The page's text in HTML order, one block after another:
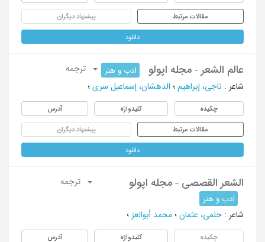
مقالات مرتبط پیشنهاد دیگران
دانلود
عالم الشعر - مجله اپولو ادب و هنر
ترجمه
شاعر : ناجی، إبراهیم ؛ الدهشان، إسماعیل سری ؛
چکیده کلیدواژه آدرس
مقالات مرتبط پیشنهاد دیگران
دانلود
الشعر القصصی - مجله اپولو
ادب و هنر
ترجمه
شاعر : حلمی، عثمان ؛ محمد أبوالعز ؛
چکیده کلیدواژه آدرس